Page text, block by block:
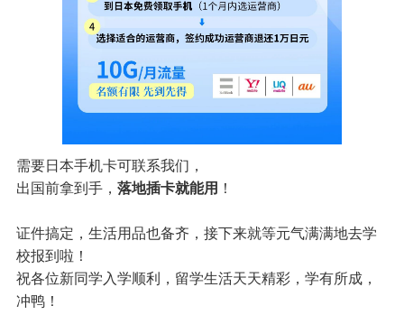
需要日本手机卡可联系我们，
出国前拿到手， 落地插卡就能用 ！
证件搞定，生活用品也备齐，接下来就等元气满满地去学
校报到啦！
祝各位新同学入学顺利，留学生活天天精彩，学有所成，
冲鸭！